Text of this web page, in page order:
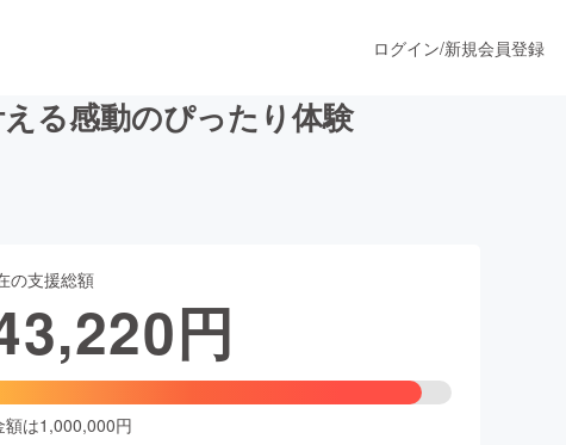
ファッション
ログイン/新規会員登録
る感動のぴったり体験
の支援総額
円
額は1,000,000円